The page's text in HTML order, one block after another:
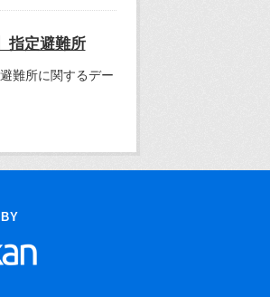
指定避難所
難所に関するデー